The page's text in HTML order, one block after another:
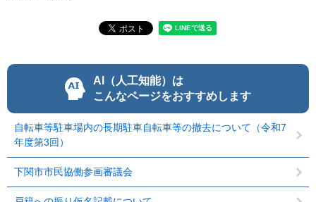
AI（人工知能）は
こんなページをおすすめします
自転車等駐車場内の長期駐車自転車等の撤去について（令和7
年度第3回）
下関市市民協働参画審議会